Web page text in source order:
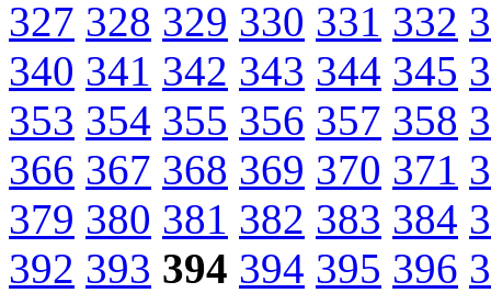
327 328 329 330 331 332
340 341 342 343 344 345
353 354 355 356 357 358
366 367 368 369 370 371
379 380 381 382 383 384
392 393 394 394 395 396